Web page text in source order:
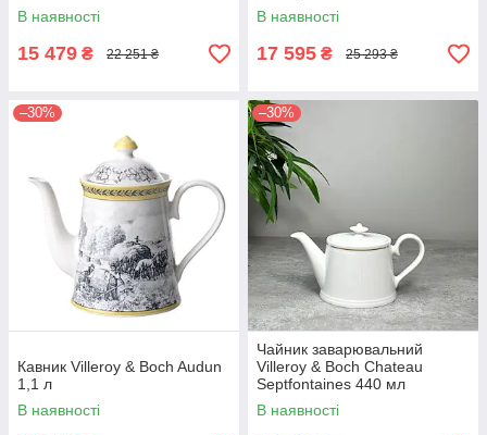
В наявності
15 479 ₴ 22 251 ₴
В наявності
17 595 ₴ 25 293 ₴
–30%
Кавник Villeroy & Boch Audun
1,1 л
В наявності
–30%
Чайник заварювальний
Villeroy & Boch Chateau
Septfontaines 440 мл
В наявності